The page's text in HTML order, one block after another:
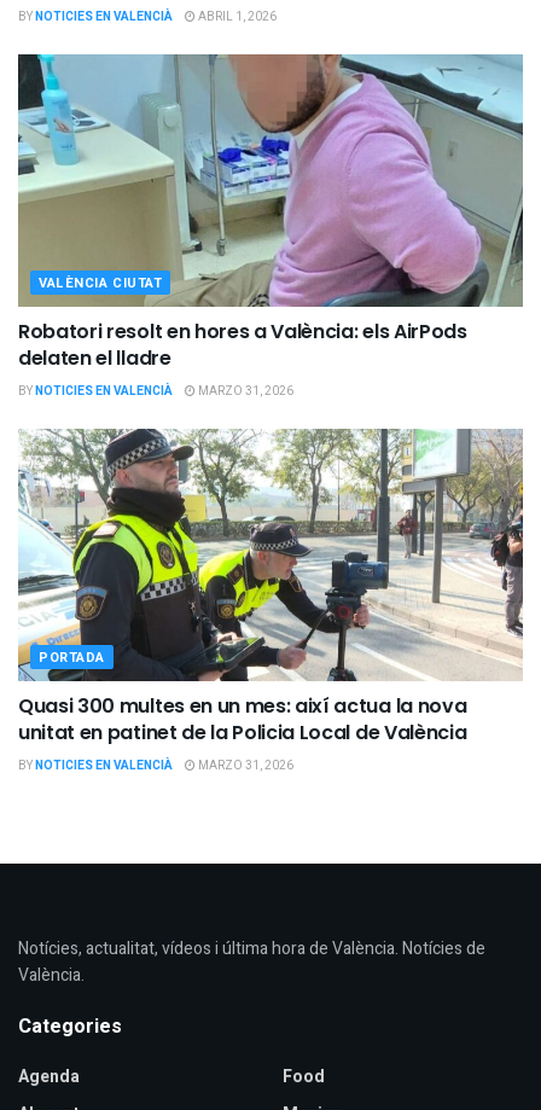
BYNOTICIES EN VALENCIÀ ABRIL 1, 2026
VALÈNCIA CIUTAT
Robatori resolt en hores a València: els AirPods
delaten el lladre
BYNOTICIES EN VALENCIÀ MARZO 31, 2026
PORTADA
Quasi 300 multes en un mes: així actua la nova
unitat en patinet de la Policia Local de València
BYNOTICIES EN VALENCIÀ MARZO 31, 2026
Notícies, actualitat, vídeos i última hora de València. Notícies de
València.
Categories
Agenda
Food